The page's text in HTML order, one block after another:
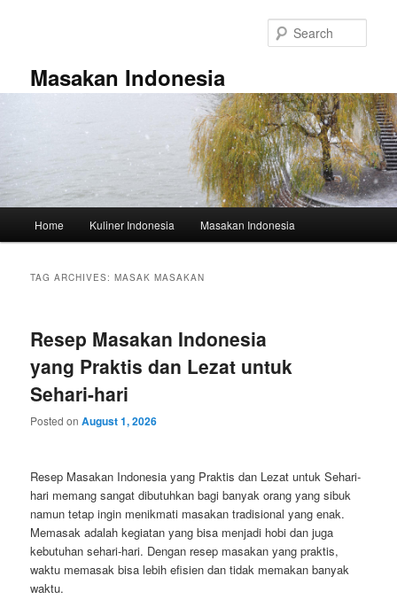
Masakan Indonesia
Home Kuliner Indonesia Masakan Indonesia
TAG ARCHIVES:MASAK MASAKAN
Resep Masakan Indonesia
yang Praktis dan Lezat untuk
Sehari-hari
Posted onAugust 1, 2026
Resep Masakan Indonesia yang Praktis dan Lezat untuk Sehari-
hari memang sangat dibutuhkan bagi banyak orang yang sibuk
namun tetap ingin menikmati masakan tradisional yang enak.
Memasak adalah kegiatan yang bisa menjadi hobi dan juga
kebutuhan sehari-hari. Dengan resep masakan yang praktis,
waktu memasak bisa lebih efisien dan tidak memakan banyak
waktu.